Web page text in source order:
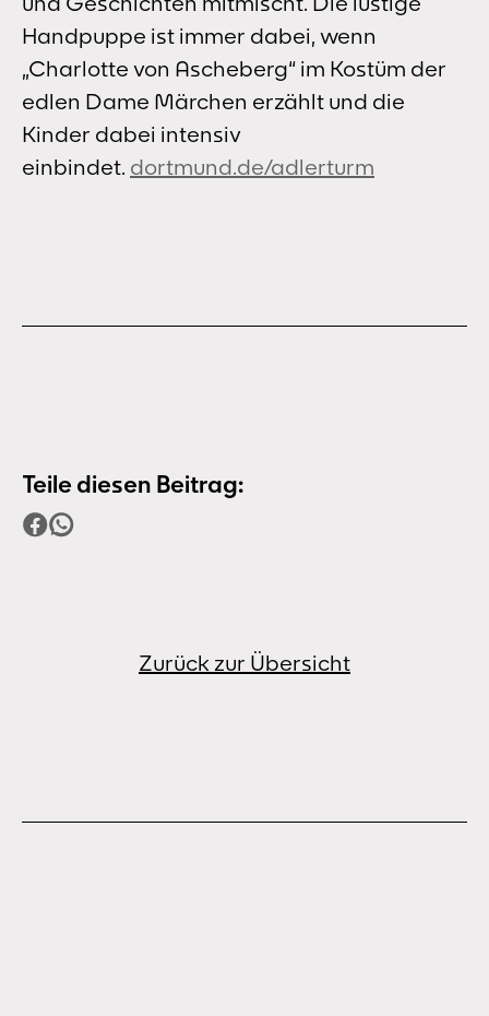
Handpuppe ist immer dabei, wenn
„Charlotte von Ascheberg“ im Kostüm der
edlen Dame Märchen erzählt und die
Kinder dabei intensiv
einbindet. dortmund.de/adlerturm
Teile diesen Beitrag:
Zurück zur Übersicht